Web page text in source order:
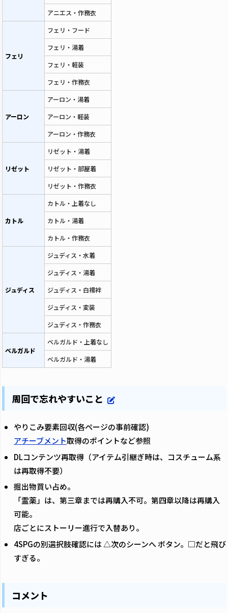
アニエス・作務衣
フェリ
フェリ・フード
フェリ・湯着
フェリ・軽装
フェリ・作務衣
アーロン
アーロン・湯着
アーロン・軽装
アーロン・作務衣
リゼット
リゼット・湯着
リゼット・部屋着
リゼット・作務衣
カトル
カトル・上着なし
カトル・湯着
カトル・作務衣
ジュディス
ジュディス・水着
ジュディス・湯着
ジュディス・白襦袢
ジュディス・変装
ジュディス・作務衣
ベルガルド
ベルガルド・上着なし
ベルガルド・湯着
周回で忘れやすいこと
やりこみ要素回収(各ページの事前確認)
アチーブメント取得のポイントなど参照
DLコンテンツ再取得（アイテム引継ぎ時は、コスチューム系
は再取得不要）
掘出物買い占め。
「霊薬」は、第三章までは再購入不可。第四章以降は再購入
可能。
店ごとにストーリー進行で入替あり。
4SPGの別選択肢確認には △次のシーンへ ボタン。□だと飛び
すぎる。
コメント